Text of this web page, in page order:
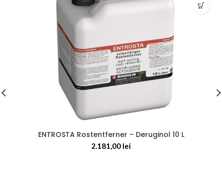
ENTROSTA Rostentferner – Deruginol 10 L
2.181,00 lei